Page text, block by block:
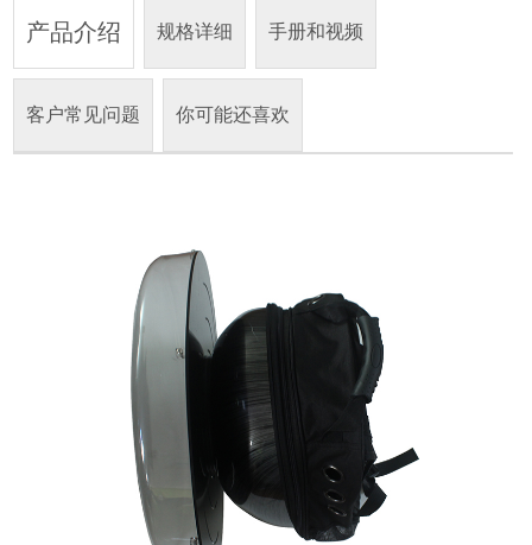
产品介绍 规格详细 手册和视频
客户常见问题 你可能还喜欢